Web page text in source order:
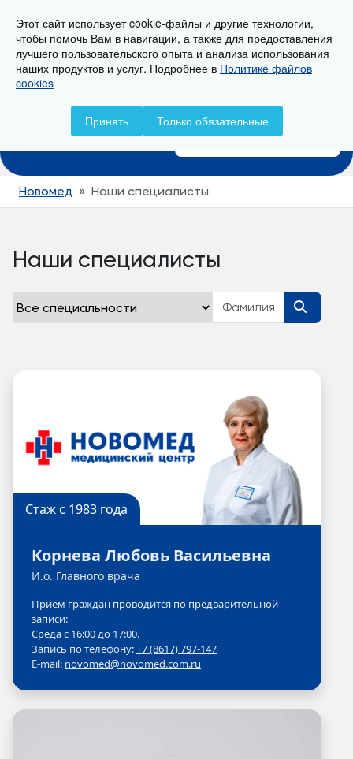
Этот сайт использует cookie-файлы и другие технологии,
чтобы помочь Вам в навигации, а также для предоставления
лучшего пользовательского опыта и анализа использования
наших продуктов и услуг. Подробнее в Политике файлов
cookies
Принять Только обязательные
г. Новороссийск, ул. Свердлова 36А
+7 (8617) 799-799
Новомед Наши специалисты
Наши специалисты
Стаж с 1983 года
Корнева Любовь Васильевна
И.о. Главного врача
Прием граждан проводится по предварительной
записи:
Среда с 16:00 до 17:00.
Запись по телефону:+7 (8617) 797-147
E-mail: novomed@novomed.com.ru